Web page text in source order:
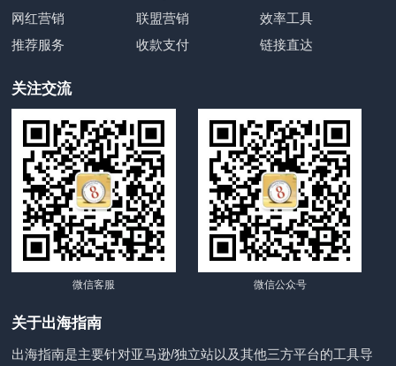
网红营销
联盟营销
效率工具
推荐服务
收款支付 链接直达
关注交流
微信客服 微信公众号
关于出海指南
出海指南是主要针对亚马逊/独立站以及其他三方平台的工具导